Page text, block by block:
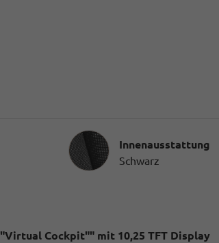
InnenausstattungInnenausstattung
Schwarz
Cockpit"" mit 10,25 TFT Display